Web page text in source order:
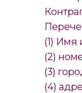
(1) Имя
(2)
(3)
(4)